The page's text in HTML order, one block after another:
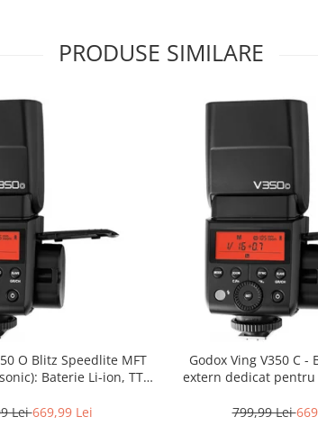
PRODUSE SIMILARE
O Blitz Speedlite MFT
Baterie Li-ion, TTL,
Lei669,99 Lei
Godox Ving V350 C -
extern dedicat pentru
799,99 Lei